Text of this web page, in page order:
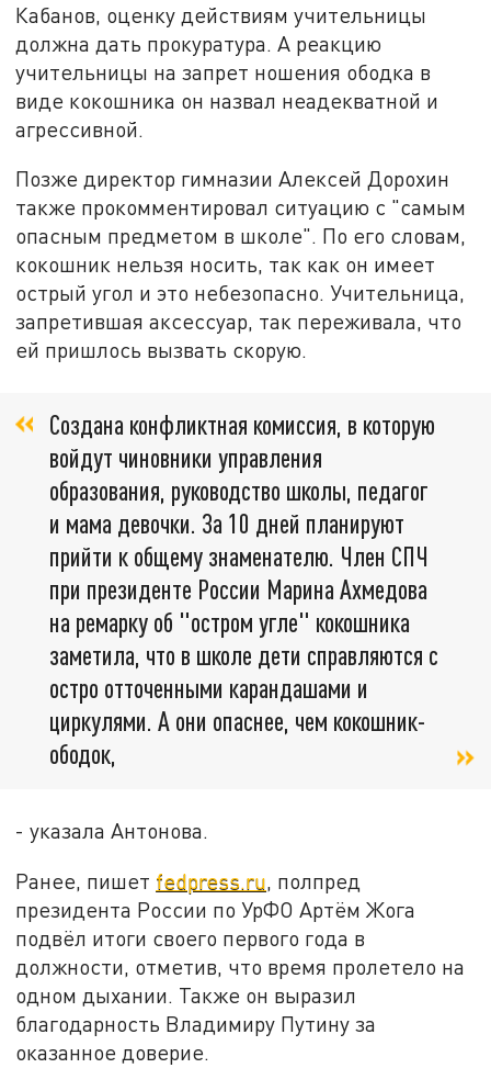
Кабанов, оценку действиям учительницы
должна дать прокуратура. А реакцию
учительницы на запрет ношения ободка в
виде кокошника он назвал неадекватной и
агрессивной.
Позже директор гимназии Алексей Дорохин
также прокомментировал ситуацию с "самым
опасным предметом в школе". По его словам,
кокошник нельзя носить, так как он имеет
острый угол и это небезопасно. Учительница,
запретившая аксессуар, так переживала, что
ей пришлось вызвать скорую.
Создана конфликтная комиссия, в которую
войдут чиновники управления
образования, руководство школы, педагог
и мама девочки. За 10 дней планируют
прийти к общему знаменателю. Член СПЧ
при президенте России Марина Ахмедова
на ремарку об "остром угле" кокошника
заметила, что в школе дети справляются с
остро отточенными карандашами и
циркулями. А они опаснее, чем кокошник-
ободок,
- указала Антонова.
Ранее, пишет fedpress.ru , полпред
президента России по УрФО Артём Жога
подвёл итоги своего первого года в
должности, отметив, что время пролетело на
одном дыхании. Также он выразил
благодарность Владимиру Путину за
оказанное доверие.